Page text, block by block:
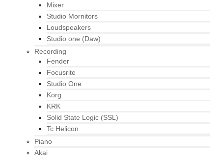
Mixer
Studio Mornitors
Loudspeakers
Studio one (Daw)
Recording
Fender
Focusrite
Studio One
Korg
KRK
Solid State Logic (SSL)
Tc Helicon
Piano
Akai